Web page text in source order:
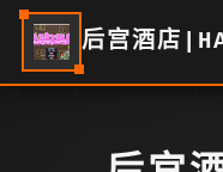
后宫酒店